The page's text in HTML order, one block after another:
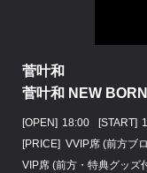
菅叶和
菅叶和 NEW
[OPEN] 18:00 [START]
[PRICE] VVIP席 (前方ブ
VIP席 (前方・特典グッズ